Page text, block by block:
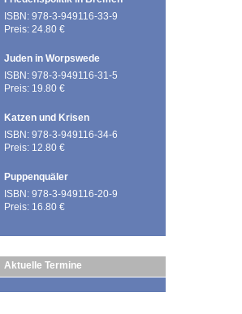
ISBN: 978-3-949116-33-9
Preis: 24.80 €
Juden in Worpswede
ISBN: 978-3-949116-31-5
Preis: 19.80 €
Katzen und Krisen
ISBN: 978-3-949116-34-6
Preis: 12.80 €
Puppenquäler
ISBN: 978-3-949116-20-9
Preis: 16.80 €
Aktuelle Termine